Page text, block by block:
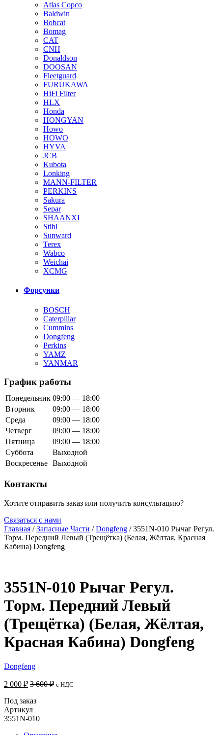
Atlas Copco
Baldwin
Bobcat
Bomag
CAT
CNH
Donaldson
DOOSAN
Fleetguard
FURUKAWA
HiFi Filter
HLX
Honda
HONGYAN
Howo
HOWO
HYVA
JCB
Kubota
Lonking
MANN-FILTER
PERKINS
Sakura
Separ
SHAANXI
Stihl
Sunward
Terex
Wabco
Weichai
XCMG
Форсунки
BOSCH
Caterpillar
Cummins
Dongfeng
Perkins
YAMZ
YANMAR
График работы
Понедельник 09:00 — 18:00
Вторник
09:00 — 18:00
Среда
09:00 — 18:00
Четверг
09:00 — 18:00
Пятница
09:00 — 18:00
Суббота
Выходной
Воскресенье Выходной
Контакты
Хотите отправить заказ или получить консультацию?
Связаться с нами
Главная /Запасные Части /Dongfeng / 3551N-010 Рычаг Регул.
Торм. Передний Левый (Трещётка) (Белая, Жёлтая, Красная
Кабина) Dongfeng
3551N-010 Рычаг Регул.
Торм. Передний Левый
(Трещётка) (Белая, Жёлтая,
Красная Кабина) Dongfeng
Dongfeng
2 000 ₽ 3 600₽ с НДС
Под заказ
Артикул
3551N-010